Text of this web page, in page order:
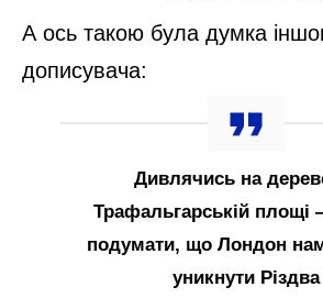
А ось такою була думка
дописувача:
Дивлячись на
Трафальгарській
подумати, що Лондон
уникнути Різдва